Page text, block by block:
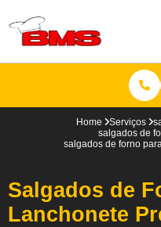
Home Serviços
salgados de
salgados de forno
Salgados de
Lanchonete